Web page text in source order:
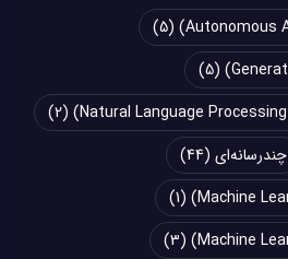
(5)
(5)
(2)
چند‌‌رسانه‌ای (44)
(1)
(3)